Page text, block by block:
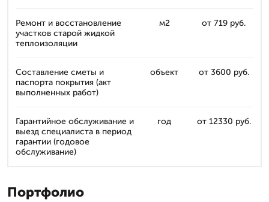
Ремонт и восстановление
участков старой жидкой
теплоизоляции
м2 от 719 руб.
Составление сметы и
паспорта покрытия (акт
выполненных работ)
объект от 3600 руб.
Гарантийное обслуживание и
выезд специалиста в период
гарантии (годовое
обслуживание)
год от 12330 руб.
Портфолио